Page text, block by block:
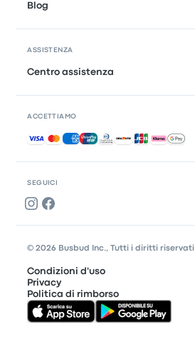
SEGUICI
Blog
ASSISTENZA
Centro assistenza
ACCETTIAMO
Pagamenti accettati
© 2026 Busbud Inc., Tutti i diritti riservati
Condizioni d'uso
Privacy
Politica di rimborso